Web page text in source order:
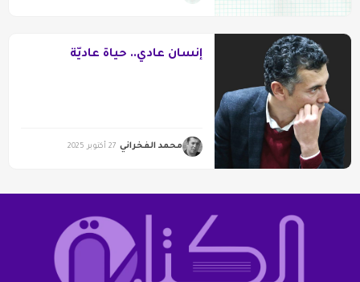
إنسان عادي.. حياة عاديّة
محمد الفخراني 27 أكتوبر 2025